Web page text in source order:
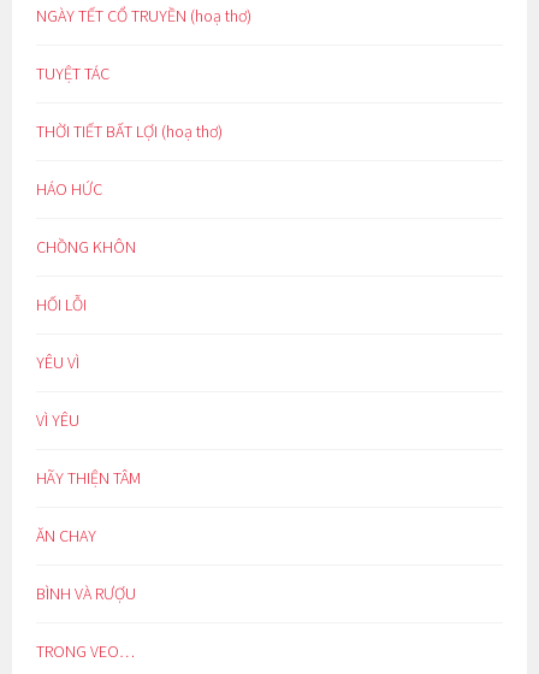
NGÀY TẾT CỔ TRUYỀN (hoạ thơ)
TUYỆT TÁC
THỜI TIẾT BẤT LỢI (hoạ thơ)
HÁO HỨC
CHỒNG KHÔN
HỐI LỖI
YÊU VÌ
VÌ YÊU
HÃY THIỆN TÂM
ĂN CHAY
BÌNH VÀ RƯỢU
TRONG VEO…